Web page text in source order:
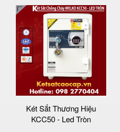
Két Sắt Thương Hiệu
KCC50 - Led Tròn